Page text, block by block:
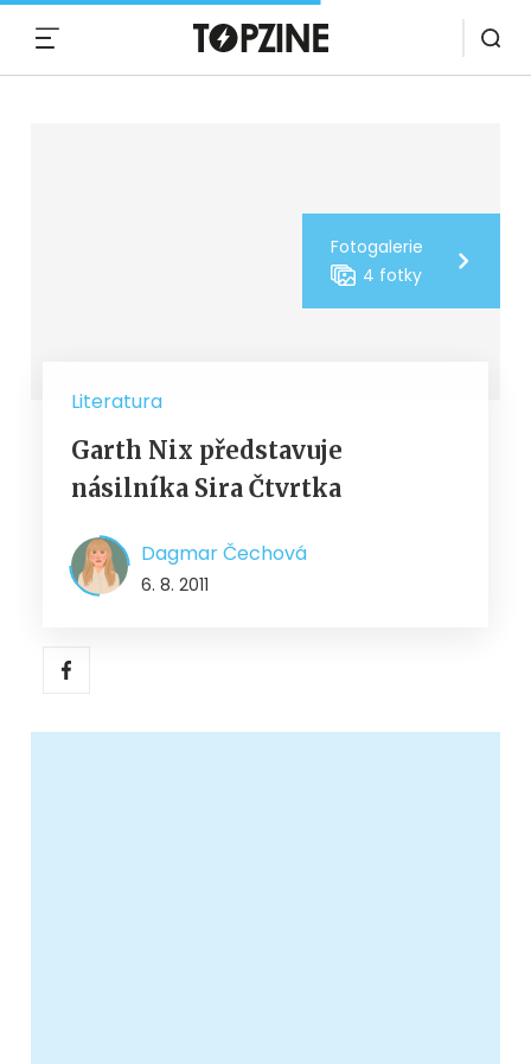
Fotogalerie
4 fotky
Literatura
Garth Nix představuje
násilníka Sira Čtvrtka
Dagmar Čechová
6. 8. 2011